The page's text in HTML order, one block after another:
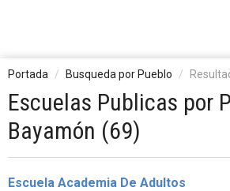
Portada Busqueda por Pueblo
Escuelas Publicas por
Bayamón (69)
Escuela Academia De Adultos